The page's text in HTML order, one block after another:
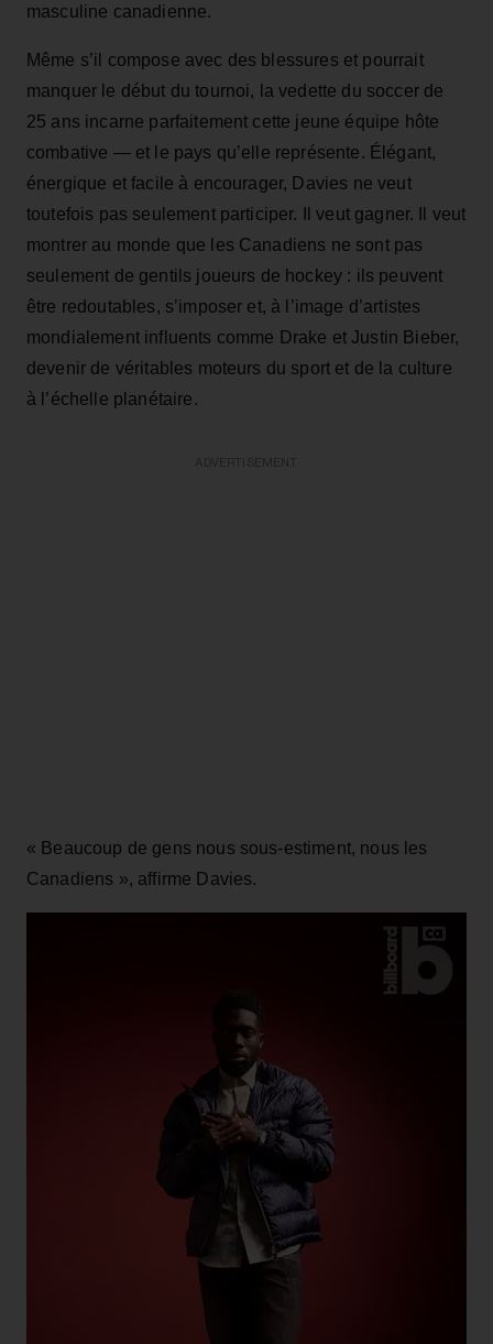
masculine canadienne.
Même s’il compose avec des blessures et pourrait
manquer le début du tournoi, la vedette du soccer de
25 ans incarne parfaitement cette jeune équipe hôte
combative — et le pays qu’elle représente. Élégant,
énergique et facile à encourager, Davies ne veut
toutefois pas seulement participer. Il veut gagner. Il veut
montrer au monde que les Canadiens ne sont pas
seulement de gentils joueurs de hockey : ils peuvent
être redoutables, s’imposer et, à l’image d’artistes
mondialement influents comme Drake et Justin Bieber,
devenir de véritables moteurs du sport et de la culture
à l’échelle planétaire.
« Beaucoup de gens nous sous-estiment, nous les
Canadiens », affirme Davies.